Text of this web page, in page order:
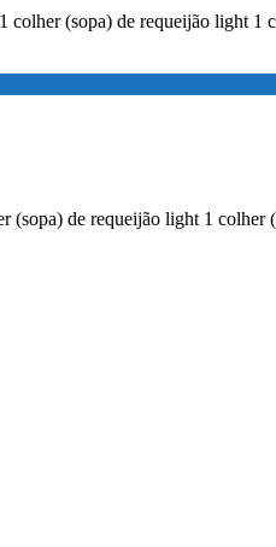
(sopa) de requeijão light 1
de requeijão light 1